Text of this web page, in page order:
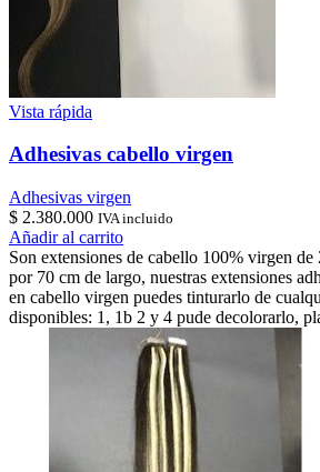
Vista rápida
Adhesivas cabello virgen
Adhesivas virgen
$ 2.380.000 IVA incluido
Añadir al carrito
Son extensiones de cabello 100% virgen
por 70 cm de largo, nuestras extensiones
en cabello virgen puedes tinturarlo de
disponibles: 1, 1b 2 y 4 pude decolorarlo,